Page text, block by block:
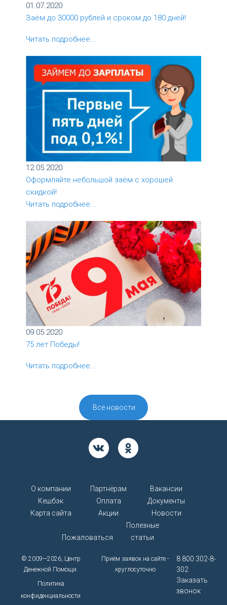
01.07.2020
Заём до 30000 рублей и сроком до 180 дней!
Читать подробнее...
12.05.2020
Оформляйте небольшой заём с хорошей
скидкой!
Читать подробнее...
09.05.2020
75 лет Победы!
Читать подробнее...
Все новости
О компании Партнёрам
Вакансии
Кешбэк
Оплата
Документы
Карта сайта
Акции Новости
Пожаловаться
Полезные
статьи
© 2009—2026, Центр
Денежной Помощи.
Политика
конфиденциальности
Приём заявок на сайте -
круглосуточно
8 800 302-8-
302
Заказать
звонок